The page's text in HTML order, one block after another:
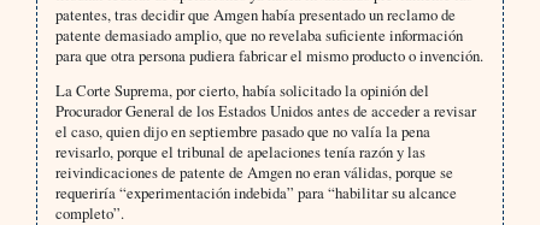
patentes, tras decidir que Amgen había presentado un reclamo de
patente demasiado amplio, que no revelaba suficiente información
para que otra persona pudiera fabricar el mismo producto o invención.
La Corte Suprema, por cierto, había solicitado la opinión del
Procurador General de los Estados Unidos antes de acceder a revisar
el caso, quien dijo en septiembre pasado que no valía la pena
revisarlo, porque el tribunal de apelaciones tenía razón y las
reivindicaciones de patente de Amgen no eran válidas, porque se
requeriría “experimentación indebida” para “habilitar su alcance
completo”.